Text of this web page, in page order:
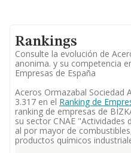
Rankings
Consulte la evolución de
anonima. y su competencia
Empresas de España
Aceros Ormazabal Sociedad
3.317 en el Ranking de
ranking de empresas de
su sector CNAE
al por mayor de
productos químicos